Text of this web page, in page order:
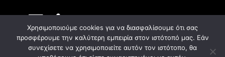
Χρησιμοποιούμε cookies για να διασφαλίσουμε ότι σας
προσφέρουμε την καλύτερη εμπειρία στον ιστότοπό μας. Εάν
συνεχίσετε να χρησιμοποιείτε αυτόν τον ιστότοπο, θα